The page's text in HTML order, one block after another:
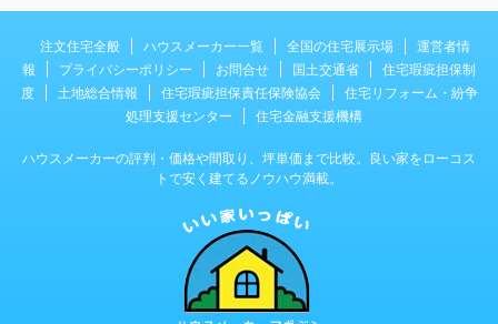
注文住宅全般 ハウスメーカー一覧 全国の住宅展示場
運営者情
報
プライバシーポリシー お問合せ 国土交通省
住宅瑕疵担保制
度
土地総合情報 住宅瑕疵担保責任保険協会
住宅リフォーム・紛争
処理支援センター
住宅金融支援機構
ハウスメーカーの評判・価格や間取り、坪単価まで比較。良い家をローコス
トで安く建てるノウハウ満載。